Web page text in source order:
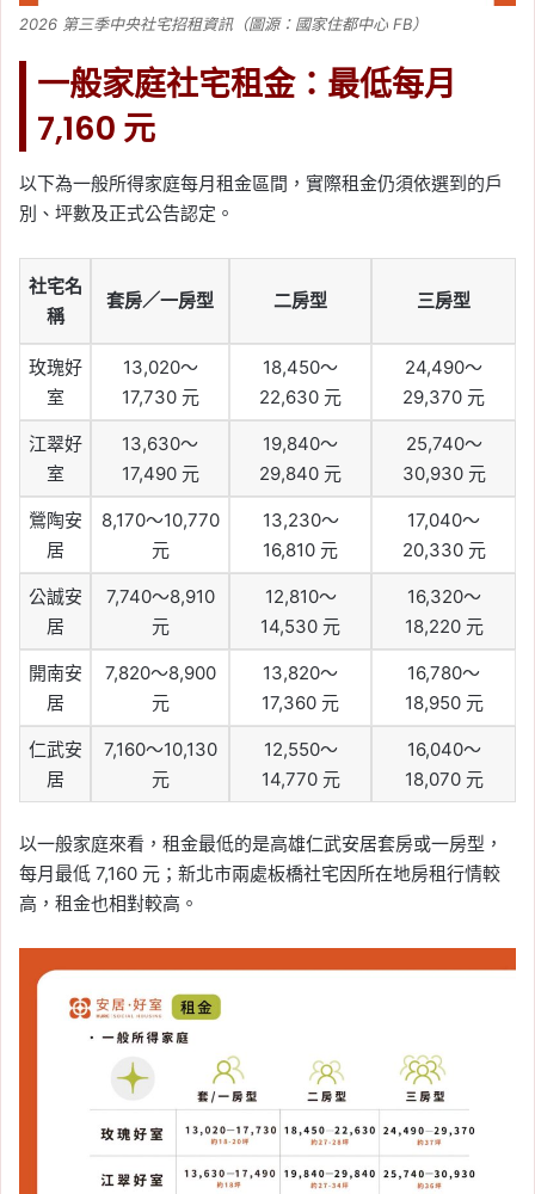
2026 第三季中央社宅招租資訊（圖源：國家住都中心 FB）
一般家庭社宅租金：最低每月
7,160 元
以下為一般所得家庭每月租金區間，實際租金仍須依選到的戶
別、坪數及正式公告認定。
社宅名
稱
套房／一房型 二房型 三房型
玫瑰好
室
13,020～
17,730 元
18,450～
22,630 元
24,490～
29,370 元
江翠好
室
13,630～
17,490 元
19,840～
29,840 元
25,740～
30,930 元
鶯陶安
居
8,170～10,770
元
13,230～
16,810 元
17,040～
20,330 元
公誠安
居
7,740～8,910
元
12,810～
14,530 元
16,320～
18,220 元
開南安
居
7,820～8,900
元
13,820～
17,360 元
16,780～
18,950 元
仁武安
居
7,160～10,130
元
12,550～
14,770 元
16,040～
18,070 元
以一般家庭來看，租金最低的是高雄仁武安居套房或一房型，
每月最低 7,160 元；新北市兩處板橋社宅因所在地房租行情較
高，租金也相對較高。